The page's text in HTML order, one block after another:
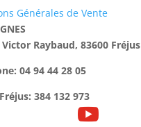
Générales de Vente
Raybaud, 83600 Fréjus
04 94 44 28 05
384 132 973
